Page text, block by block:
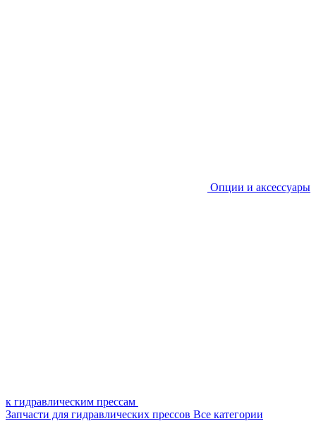
Опции и аксессуары
к гидравлическим прессам
Запчасти для гидравлических прессов Все категории